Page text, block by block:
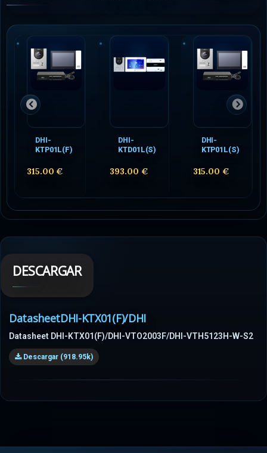
DHI-
KTP01L(F)
315.00 €
DHI-
KTD01L(S)
393.00 €
DHI-
KTP01L(S)
315.00 €
DESCARGAR
DatasheetDHI-KTX01(F)/DHI
Datasheet DHI-KTX01(F)/DHI-VTO2003F/DHI-VTH5123H-W-S2
Descargar (918.95k)